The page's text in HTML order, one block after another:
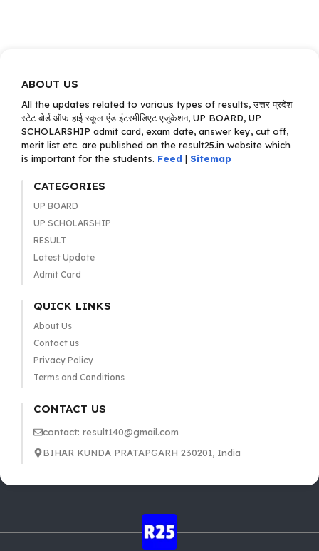
ABOUT US
All the updates related to various types of results, उत्तर प्रदेश
स्टेट बोर्ड ऑफ हाई स्कूल एंड इंटरमीडिएट एजुकेशन, UP BOARD, UP
SCHOLARSHIP admit card, exam date, answer key, cut off,
merit list etc. are published on the result25.in website which
is important for the students. Feed | Sitemap
CATEGORIES
UP BOARD
UP SCHOLARSHIP
RESULT
Latest Update
Admit Card
QUICK LINKS
About Us
Contact us
Privacy Policy
Terms and Conditions
CONTACT US
contact: result140@gmail.com
BIHAR KUNDA PRATAPGARH 230201, India